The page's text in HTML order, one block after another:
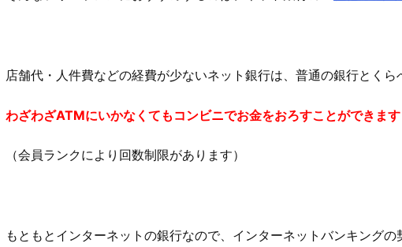
店舗代・人件費などの経費が少ないネット銀行は、普通の銀行とくら
わざわざATMにいかなくてもコンビニでお金をおろすことができます
（会員ランクにより回数制限があります）
もともとインターネットの銀行なので、インターネットバンキングの